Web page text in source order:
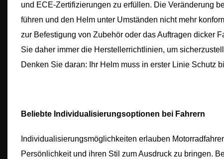
und ECE-Zertifizierungen zu erfüllen. Die Veränderung
führen und den Helm unter Umständen nicht mehr
zur Befestigung von Zubehör oder das Auftragen dicker
Sie daher immer die Herstellerrichtlinien, um
Denken Sie daran: Ihr Helm muss in erster Linie Schutz
Beliebte Individualisierungsoptionen bei Fahrern
Individualisierungsmöglichkeiten erlauben
Persönlichkeit und ihren Stil zum Ausdruck zu bringen.